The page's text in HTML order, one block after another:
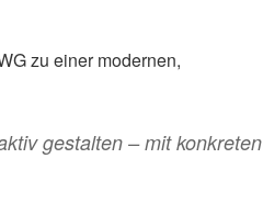
zu einer modernen,
gestalten – mit konkreten